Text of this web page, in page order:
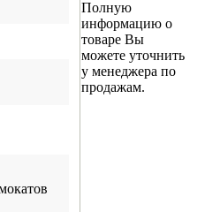
Полную
информацию о
товаре Вы
можете уточнить
у менеджера по
продажам.